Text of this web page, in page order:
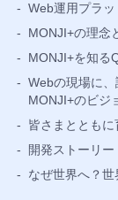
- Web運用プラ
-
MONJI+の理念
-
MONJI+を知る
- Webの現場に、
MONJI+のビジ
-
皆さまととも
-
開発ストーリー
-
なぜ世界へ？